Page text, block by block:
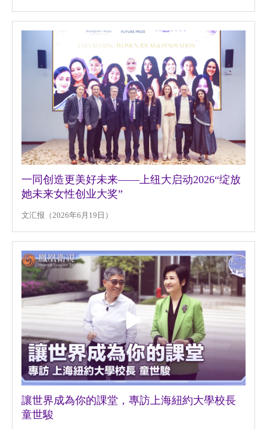
一同创造更美好未来——上纽大启动2026“绽放
她未来女性创业大奖”
文汇报（2026年6月19日）
讓世界成為你的課堂，專訪上海紐約大學校長
童世駿